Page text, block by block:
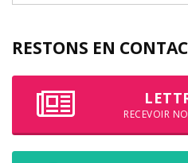
RESTONS EN
RECEVOIR